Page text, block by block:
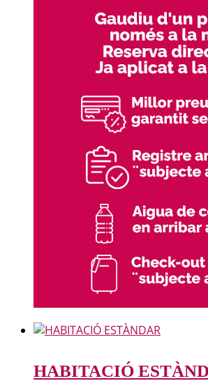
HABITACIÓ